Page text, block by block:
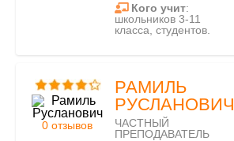
Кого учит:
школьников 3-11
класса, студентов.
0 отзывов
РАМИЛЬ
РУСЛАНОВИЧ
ЧАСТНЫЙ
ПРЕПОДАВАТЕЛЬ